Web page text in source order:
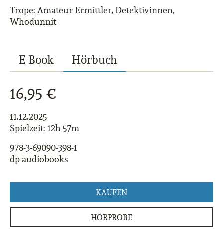
Trope: Amateur-Ermittler, Detektivinnen,
Whodunnit
E-Book Hörbuch
16,95 €
11.12.2025
Spielzeit: 12h 57m
978-3-69090-398-1
dp audiobooks
KAUFEN
HÖRPROBE